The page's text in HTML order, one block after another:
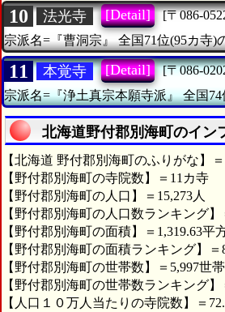
10 法光寺 [Detail] [〒086-
宗派名=『曹洞宗』
全国71位(95カ寺)
11 本覚寺 [Detail] [〒086-
宗派名=『浄土真宗本願寺派』 全国
北海道野付郡別海町のイン
【北海道 野付郡別海町のふりがな】
【野付郡別海町の寺院数】＝11カ寺
【野付郡別海町の人口】＝15,273人
【野付郡別海町の人口数ランキング
【野付郡別海町の面積】＝1,319.63平
【野付郡別海町の面積ランキング】
【野付郡別海町の世帯数】＝5,997世帯
【野付郡別海町の世帯数ランキング
【人口１０万人当たりの寺院数】＝